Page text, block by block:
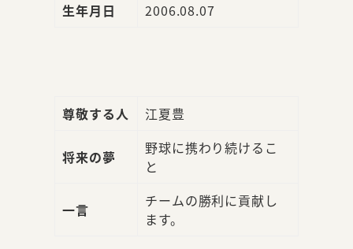
生年月日
2006.08.07
尊敬する人 江夏豊
将来の夢
野球に携わり続けるこ
と
一言
チームの勝利に貢献し
ます。